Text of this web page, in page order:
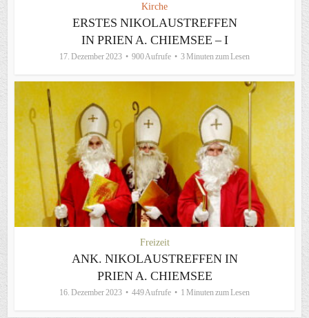
Kirche
ERSTES NIKOLAUSTREFFEN
IN PRIEN A. CHIEMSEE – I
17. Dezember 2023 900 Aufrufe 3 Minuten zum Lesen
Freizeit
ANK. NIKOLAUSTREFFEN IN
PRIEN A. CHIEMSEE
16. Dezember 2023 449 Aufrufe 1 Minuten zum Lesen